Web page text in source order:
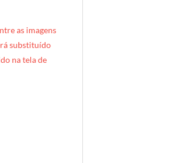
as imagens
substituído
na tela de